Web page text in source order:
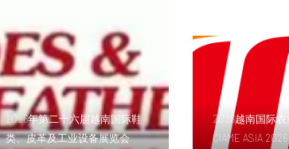
2026年第二十六届越南国际鞋
类、皮革及工业设备展览会
2026越南国际
CIAME ASIA 2026